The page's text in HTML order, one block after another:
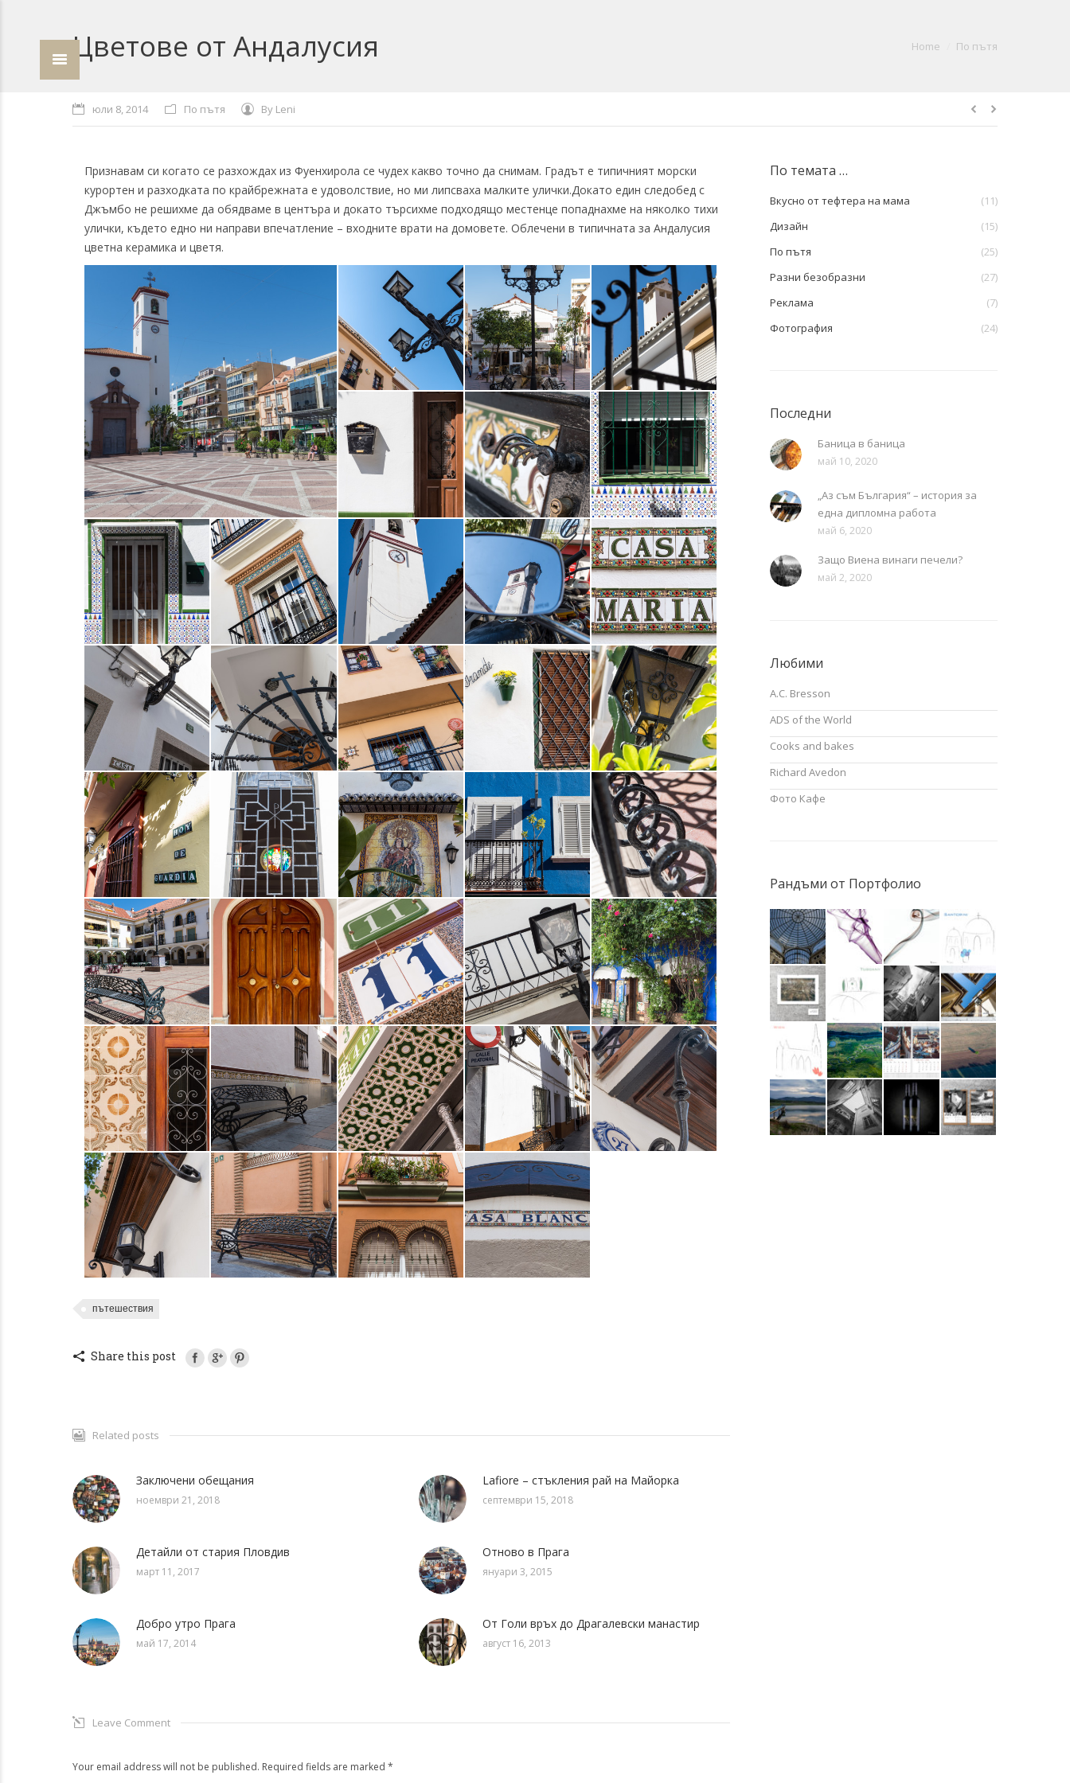
Цветове от Андалусия Home По пътя
юли 8, 2014 По пътя By Leni
Признавам си когато се разхождах из Фуенхирола се чудех какво точно да снимам. Градът е типичният морски
курортен и разходката по крайбрежната е удоволствие, но ми липсваха малките улички.Докато един следобед с
Джъмбо не решихме да обядваме в центъра и докато търсихме подходящо местенце попаднахме на няколко тихи
улички, където едно ни направи впечатление – входните врати на домовете. Облечени в типичната за Андалусия
цветна керамика и цветя.
пътешествия
Share this post
Related posts
Заключени обещания
ноември 21, 2018
Lafiore – стъкления рай на Майорка
септември 15, 2018
Детайли от стария Пловдив
март 11, 2017
Отново в Прага
януари 3, 2015
Добро утро Прага
май 17, 2014
От Голи връх до Драгалевски манастир
август 16, 2013
Leave Comment
Your email address will not be published. Required fields are marked *
По темата …
Вкусно от тефтера на мама
(11)
Дизайн
(15)
По пътя
(25)
Разни безобразни
(27)
Реклама
(7)
Фотография
(24)
Последни
Баница в баница
май 10, 2020
„Аз съм България“ – история за
една дипломна работа
май 6, 2020
Защо Виена винаги печели?
май 2, 2020
Любими
A.C. Bresson
ADS of the World
Cooks and bakes
Richard Avedon
Фото Кафе
Рандъми от Портфолио